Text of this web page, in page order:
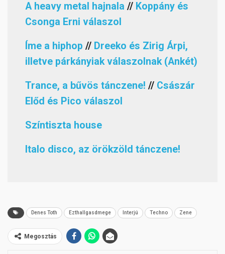
A heavy metal hajnala // Koppány és
Csonga Erni válaszol
Íme a hiphop // Dreeko és Zirig Árpi,
illetve párkányiak válaszolnak (Ankét)
Trance, a bűvös tánczene! // Császár
Előd és Pico válaszol
Színtiszta house
Italo disco, az örökzöld tánczene!
Denes Toth Ezthallgasdmege Interjú Techno Zene
Megosztás